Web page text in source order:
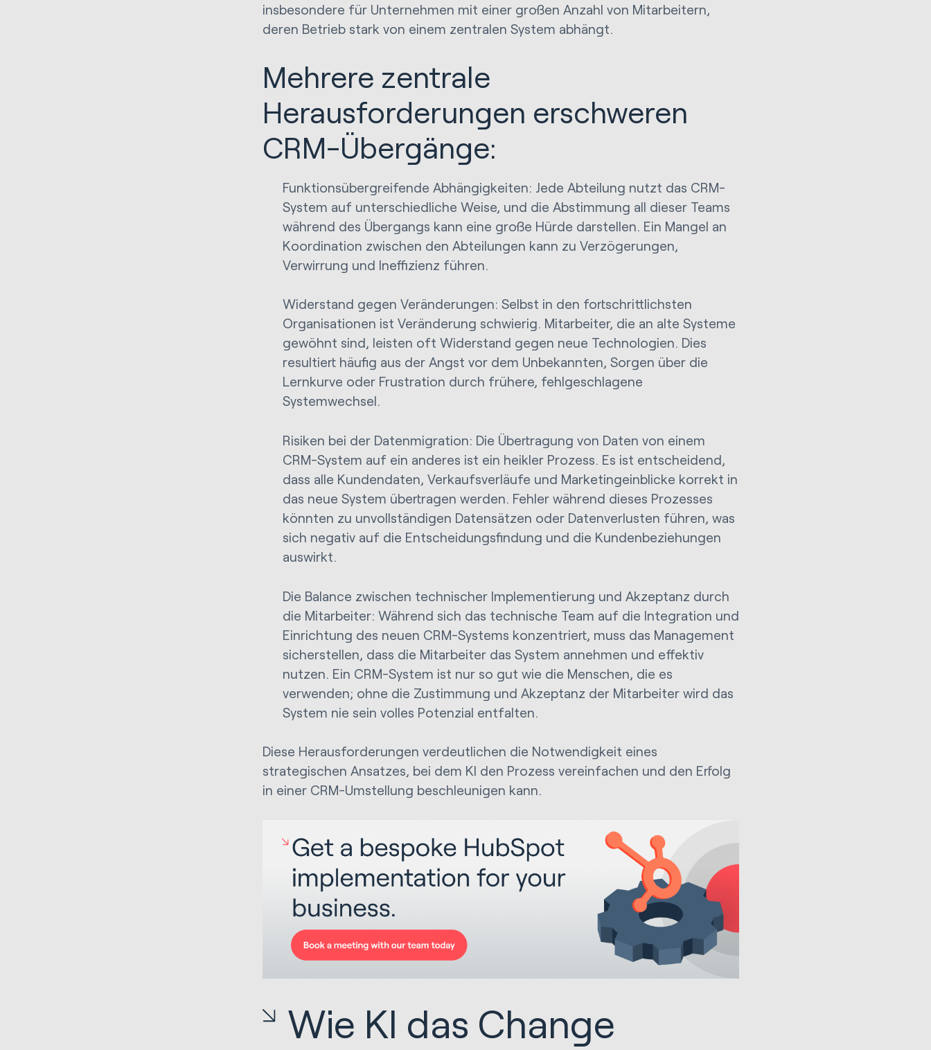
insbesondere für Unternehmen mit einer großen Anzahl von Mitarbeitern,
deren Betrieb stark von einem zentralen System abhängt.
Mehrere zentrale
Herausforderungen erschweren
CRM-Übergänge:
Funktionsübergreifende Abhängigkeiten: Jede Abteilung nutzt das CRM-
System auf unterschiedliche Weise, und die Abstimmung all dieser Teams
während des Übergangs kann eine große Hürde darstellen. Ein Mangel an
Koordination zwischen den Abteilungen kann zu Verzögerungen,
Verwirrung und Ineffizienz führen.
Widerstand gegen Veränderungen: Selbst in den fortschrittlichsten
Organisationen ist Veränderung schwierig. Mitarbeiter, die an alte Systeme
gewöhnt sind, leisten oft Widerstand gegen neue Technologien. Dies
resultiert häufig aus der Angst vor dem Unbekannten, Sorgen über die
Lernkurve oder Frustration durch frühere, fehlgeschlagene
Systemwechsel.
Risiken bei der Datenmigration: Die Übertragung von Daten von einem
CRM-System auf ein anderes ist ein heikler Prozess. Es ist entscheidend,
dass alle Kundendaten, Verkaufsverläufe und Marketingeinblicke korrekt in
das neue System übertragen werden. Fehler während dieses Prozesses
könnten zu unvollständigen Datensätzen oder Datenverlusten führen, was
sich negativ auf die Entscheidungsfindung und die Kundenbeziehungen
auswirkt.
Die Balance zwischen technischer Implementierung und Akzeptanz durch
die Mitarbeiter: Während sich das technische Team auf die Integration und
Einrichtung des neuen CRM-Systems konzentriert, muss das Management
sicherstellen, dass die Mitarbeiter das System annehmen und effektiv
nutzen. Ein CRM-System ist nur so gut wie die Menschen, die es
verwenden; ohne die Zustimmung und Akzeptanz der Mitarbeiter wird das
System nie sein volles Potenzial entfalten.
Diese Herausforderungen verdeutlichen die Notwendigkeit eines
strategischen Ansatzes, bei dem KI den Prozess vereinfachen und den Erfolg
in einer CRM-Umstellung beschleunigen kann.
Wie KI das Change